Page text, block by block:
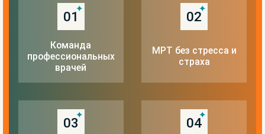
01
Команда
профессиональных
врачей
02
МРТ без стресса и
страха
03 04